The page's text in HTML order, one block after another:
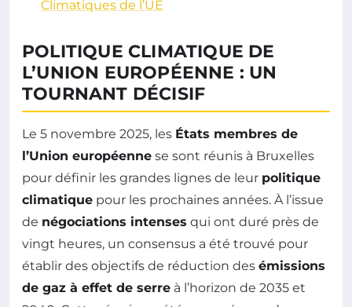
Climatiques de l’UE
POLITIQUE CLIMATIQUE DE
L’UNION EUROPÉENNE : UN
TOURNANT DÉCISIF
Le 5 novembre 2025, les États membres de
l’Union européenne se sont réunis à Bruxelles
pour définir les grandes lignes de leur politique
climatique pour les prochaines années. À l’issue
de négociations intenses qui ont duré près de
vingt heures, un consensus a été trouvé pour
établir des objectifs de réduction des émissions
de gaz à effet de serre à l’horizon de 2035 et